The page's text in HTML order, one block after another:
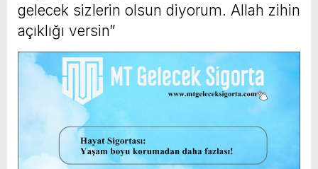
gelecek sizlerin olsun diyorum. Allah zihin
açıklığı versin”